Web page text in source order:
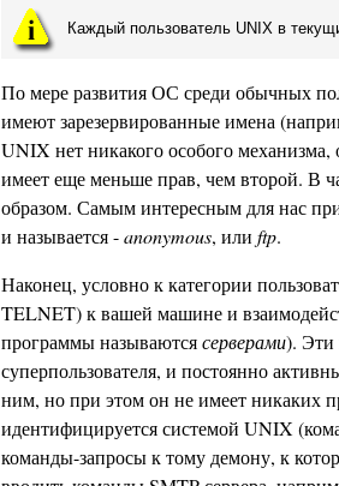
Каждый пользователь UNIX в
По мере развития ОС среди обычных
имеют зарезервированные имена
UNIX нет никакого особого
имеет еще меньше прав, чем второй. В
образом. Самым интересным для нас
и называется -anonymous, или ftp.
Наконец, условно к категории
TELNET) к вашей машине и
программы называютсясерверами). Эти
суперпользователя, и постоянно
ним, но при этом он не имеет никаких
идентифицируется системой UNIX
команды-запросы к тому демону, к